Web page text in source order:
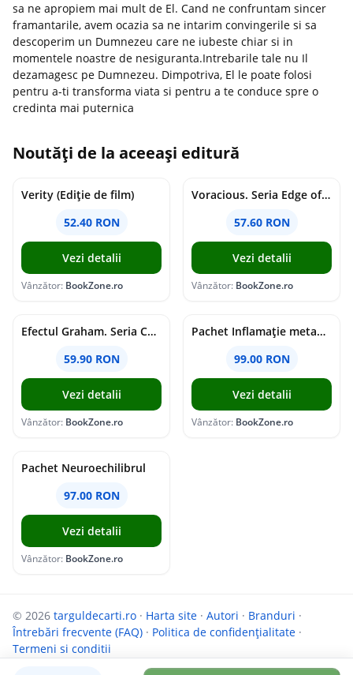
sa ne apropiem mai mult de El. Cand ne confruntam sincer
framantarile, avem ocazia sa ne intarim convingerile si sa
descoperim un Dumnezeu care ne iubeste chiar si in
momentele noastre de nesiguranta.Intrebarile tale nu Il
dezamagesc pe Dumnezeu. Dimpotriva, El le poate folosi
pentru a-ti transforma viata si pentru a te conduce spre o
credinta mai puternica
Noutăți de la aceeași editură
Verity (Ediție de film)
52.40 RON
Vezi detalii
Vânzător: BookZone.ro
Voracious. Seria Edge of Darkness Vol.2
57.60 RON
Vezi detalii
Vânzător: BookZone.ro
Efectul Graham. Seria Campus Diaries Vol.1
59.90 RON
Vezi detalii
Vânzător: BookZone.ro
Pachet Inflamație metabolism și creier
99.00 RON
Vezi detalii
Vânzător: BookZone.ro
Pachet Neuroechilibrul
97.00 RON
Vezi detalii
Vânzător: BookZone.ro
© 2026 targuldecarti.ro · Harta site · Autori · Branduri ·
Întrebări frecvente (FAQ) · Politica de confidențialitate ·
Termeni si conditii